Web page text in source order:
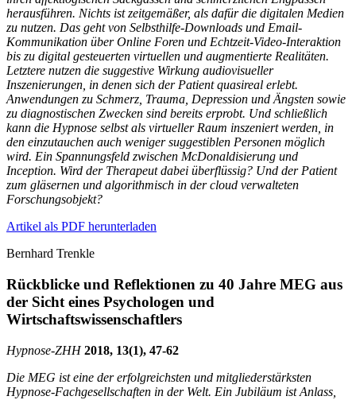
herausführen. Nichts ist zeitgemäßer, als dafür die digitalen Medien
zu nutzen. Das geht von Selbsthilfe-Downloads und Email-
Kommunikation über Online Foren und Echtzeit-Video-Interaktion
bis zu digital gesteuerten virtuellen und augmentierte Realitäten.
Letztere nutzen die suggestive Wirkung audiovisueller
Inszenierungen, in denen sich der Patient quasireal erlebt.
Anwendungen zu Schmerz, Trauma, Depression und Ängsten sowie
zu diagnostischen Zwecken sind bereits erprobt. Und schließlich
kann die Hypnose selbst als virtueller Raum inszeniert werden, in
den einzutauchen auch weniger suggestiblen Personen möglich
wird. Ein Spannungsfeld zwischen McDonaldisierung und
Inception. Wird der Therapeut dabei überflüssig? Und der Patient
zum gläsernen und algorithmisch in der cloud verwalteten
Forschungsobjekt?
Artikel als PDF herunterladen
Bernhard Trenkle
Rückblicke und Reflektionen zu 40 Jahre MEG aus
der Sicht eines Psychologen und
Wirtschaftswissenschaftlers
Hypnose-ZHH2018, 13(1), 47-62
Die MEG ist eine der erfolgreichsten und mitgliederstärksten
Hypnose-Fachgesellschaften in der Welt. Ein Jubiläum ist Anlass,